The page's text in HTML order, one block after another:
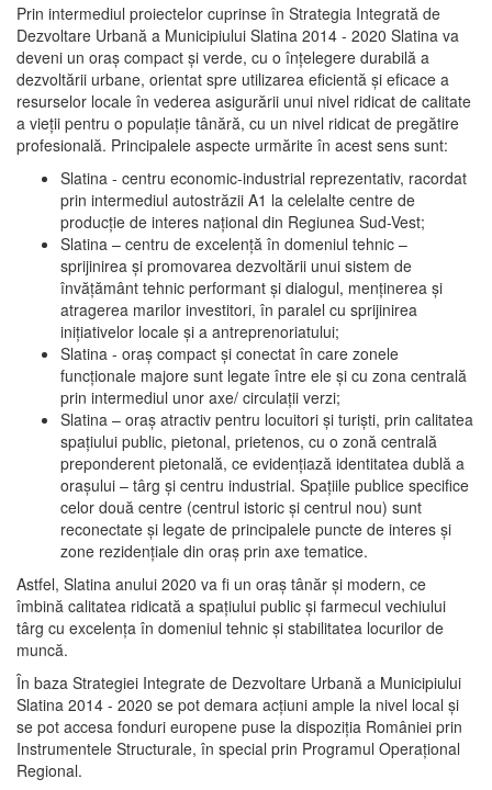
Prin intermediul proiectelor cuprinse în Strategia Integrată de
Dezvoltare Urbană a Municipiului Slatina 2014 - 2020 Slatina va
deveni un oraş compact şi verde, cu o înţelegere durabilă a
dezvoltării urbane, orientat spre utilizarea eficientă şi eficace a
resurselor locale în vederea asigurării unui nivel ridicat de calitate
a vieţii pentru o populaţie tânără, cu un nivel ridicat de pregătire
profesională. Principalele aspecte urmărite în acest sens sunt:
Slatina - centru economic-industrial reprezentativ, racordat
prin intermediul autostrăzii A1 la celelalte centre de
producţie de interes naţional din Regiunea Sud-Vest;
Slatina – centru de excelenţă în domeniul tehnic –
sprijinirea şi promovarea dezvoltării unui sistem de
învăţământ tehnic performant şi dialogul, menţinerea şi
atragerea marilor investitori, în paralel cu sprijinirea
iniţiativelor locale şi a antreprenoriatului;
Slatina - oraş compact şi conectat în care zonele
funcţionale majore sunt legate între ele şi cu zona centrală
prin intermediul unor axe/ circulații verzi;
Slatina – oraş atractiv pentru locuitori şi turişti, prin calitatea
spaţiului public, pietonal, prietenos, cu o zonă centrală
preponderent pietonală, ce evidenţiază identitatea dublă a
oraşului – târg şi centru industrial. Spaţiile publice specifice
celor două centre (centrul istoric şi centrul nou) sunt
reconectate şi legate de principalele puncte de interes şi
zone rezidenţiale din oraş prin axe tematice.
Astfel, Slatina anului 2020 va fi un oraş tânăr şi modern, ce
îmbină calitatea ridicată a spaţiului public şi farmecul vechiului
târg cu excelenţa în domeniul tehnic şi stabilitatea locurilor de
muncă.
În baza Strategiei Integrate de Dezvoltare Urbană a Municipiului
Slatina 2014 - 2020 se pot demara acţiuni ample la nivel local şi
se pot accesa fonduri europene puse la dispoziţia României prin
Instrumentele Structurale, în special prin Programul Operațional
Regional.